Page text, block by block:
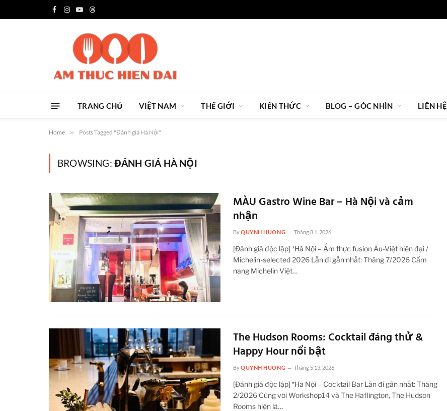
Facebook
Instagram
YouTubeThreads
TRANG CHỦ VIỆT NAM THẾ GIỚI KIẾN THỨC BLOG – GÓC NHÌN LIÊN HỆ
Home » Posts Tagged "Đánh giá Hà Nội"
BROWSING: ĐÁNH GIÁ HÀ NỘI
MÀU Gastro Wine Bar – Hà Nội và cảm
nhận
ByQUYNH HUONG Tháng 8 1, 2026
[Đánh giá độc lập] *Hà Nội – Ẩm thực fusion Âu-Việt hiện đại /
Michelin-selected 2026 Lần đi gần nhất: Tháng 7/2026 Cẩm
nang Michelin Việt…
The Hudson Rooms: Cocktail đáng thử &
Happy Hour nổi bật
ByQUYNH HUONG Tháng 5 13, 2026
[Đánh giá độc lập] *Hà Nội – Cocktail Bar Lần đi gần nhất: Tháng
2/2026 Cùng với Workshop14 và The Haflington, The Hudson
Rooms hiện là…